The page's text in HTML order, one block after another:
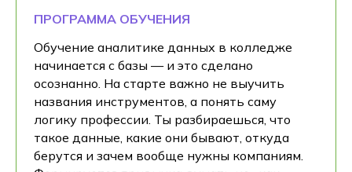
ПРОГРАММА ОБУЧЕНИЯ
Обучение аналитике данных в колледже
начинается с базы — и это сделано
осознанно. На старте важно не выучить
названия инструментов, а понять саму
логику профессии. Ты разбираешься, что
такое данные, какие они бывают, откуда
берутся и зачем вообще нужны компаниям.